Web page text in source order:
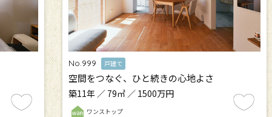
No.999 戸建て
空間をつなぐ、ひと続きの心地よさ
築11年 ／ 79㎡ ／ 1500万円
ワンストップ